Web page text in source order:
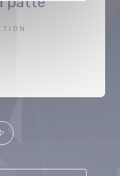
Suivant